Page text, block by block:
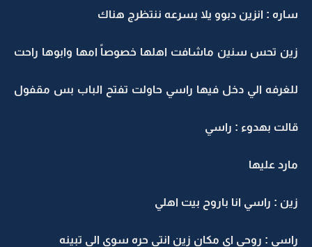
ساره : انزين دبوو يلا بسرعه ننتظرج هناك
زين تحس سنين ماشافت اهلها خصوصاً امها وابوها راحت
للغرفه الي دخل فيها راسي حاولت تفتح الباب بس مقفول
قالت بهدوء : راسي
مارد عليها
زين : راسي انا باروح بيت اهلي
راسي : روحي اي مكان زين انتي حره سوي الي تبينه